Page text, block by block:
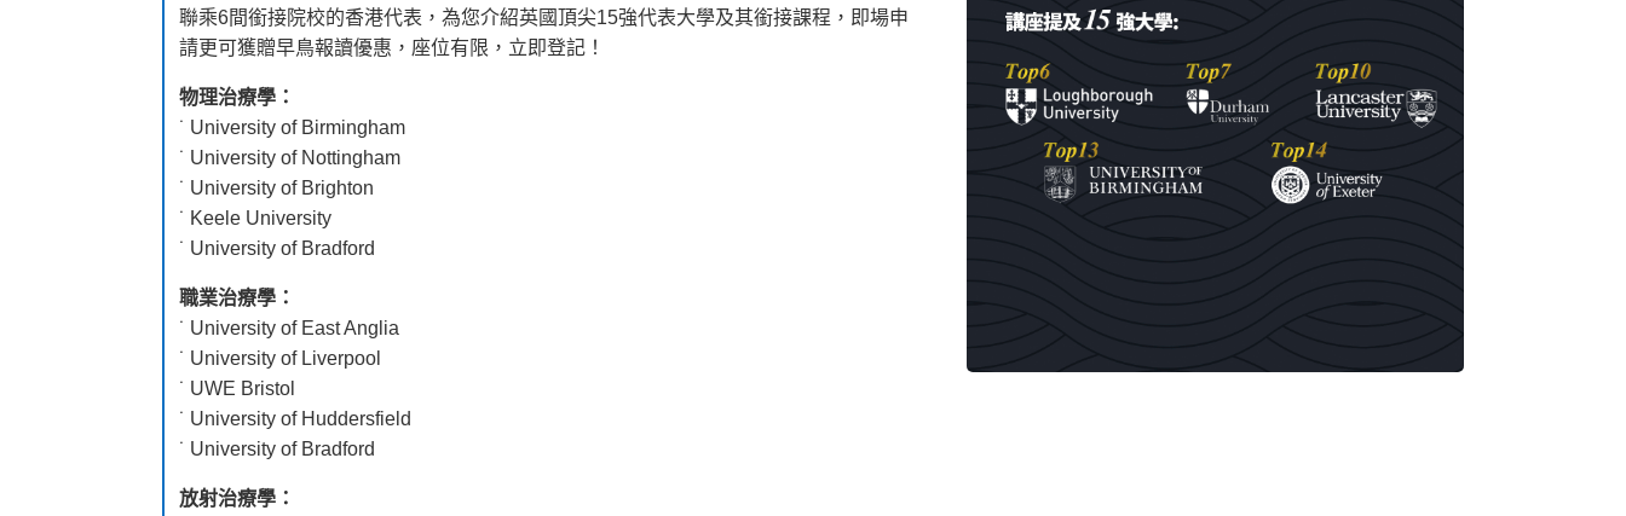
聯乘6間銜接院校的香港代表，為您介紹英國頂尖15強代表大學及其銜接課程，即場申
請更可獲贈早鳥報讀優惠，座位有限，立即登記！
物理治療學：
˙ University of Birmingham
˙ University of Nottingham
˙ University of Brighton
˙ Keele University
˙ University of Bradford
職業治療學：
˙ University of East Anglia
˙ University of Liverpool
˙ UWE Bristol
˙ University of Huddersfield
˙ University of Bradford
放射治療學：